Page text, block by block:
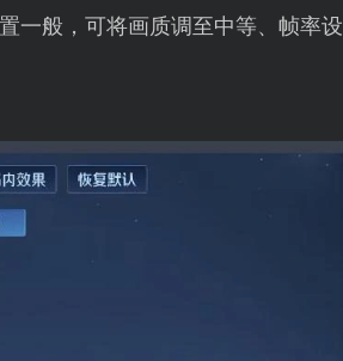
一般，可将画质调至中等、帧率设